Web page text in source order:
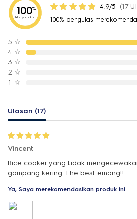
100%
Menyarankan
4.9/5 (17
100% pengulas
5 ☆
4 ☆
3 ☆
2 ☆
1 ☆
Ulasan (17)
Vincent
Rice cooker yang tidak
gampang kering. The best emang!!
Ya, Saya merekomendasikan produk ini.